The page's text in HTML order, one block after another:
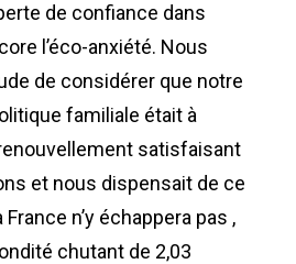
de confiance dans
l’éco-anxiété. Nous
de considérer que notre
familiale était à
renouvellement satisfaisant
et nous dispensait de ce
n’y échappera pas ,
chutant de 2,03